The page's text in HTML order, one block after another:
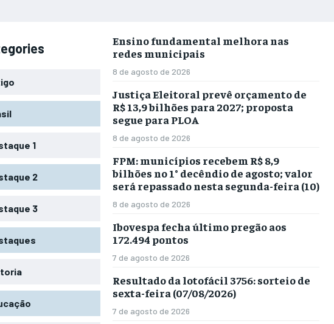
1
2
3
Ensino fundamental melhora nas
redes municipais
8 de agosto de 2026
Justiça Eleitoral prevê orçamento de
R$ 13,9 bilhões para 2027; proposta
segue para PLOA
8 de agosto de 2026
FPM: municípios recebem R$ 8,9
bilhões no 1° decêndio de agosto; valor
será repassado nesta segunda-feira (10)
8 de agosto de 2026
Ibovespa fecha último pregão aos
172.494 pontos
7 de agosto de 2026
Resultado da lotofácil 3756: sorteio de
sexta-feira (07/08/2026)
7 de agosto de 2026